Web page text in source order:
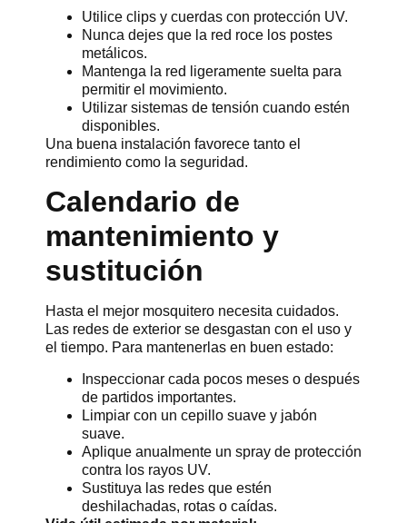
Utilice clips y cuerdas con protección UV.
Nunca dejes que la red roce los postes
metálicos.
Mantenga la red ligeramente suelta para
permitir el movimiento.
Utilizar sistemas de tensión cuando estén
disponibles.
Una buena instalación favorece tanto el
rendimiento como la seguridad.
Calendario de
mantenimiento y
sustitución
Hasta el mejor mosquitero necesita cuidados.
Las redes de exterior se desgastan con el uso y
el tiempo. Para mantenerlas en buen estado:
Inspeccionar cada pocos meses o después
de partidos importantes.
Limpiar con un cepillo suave y jabón
suave.
Aplique anualmente un spray de protección
contra los rayos UV.
Sustituya las redes que estén
deshilachadas, rotas o caídas.